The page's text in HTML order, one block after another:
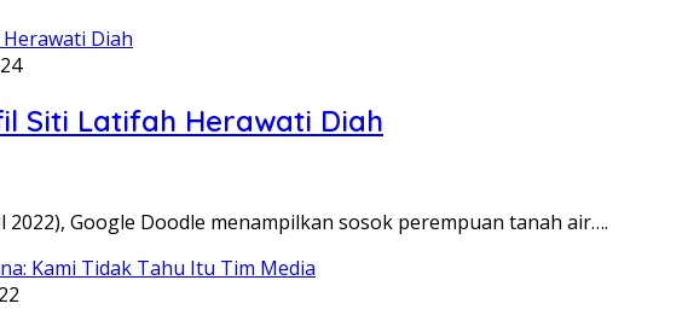
Siti Latifah Herawati Diah
Google Doodle menampilkan sosok perempuan tanah air….